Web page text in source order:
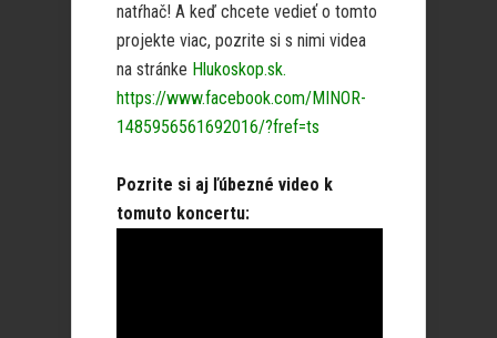
natŕhač! A keď chcete vedieť o tomto
projekte viac, pozrite si s nimi videa
na stránke Hlukoskop.sk.
https://www.facebook.com/MINOR-
1485956561692016/?fref=ts
Pozrite si aj ľúbezné video k
tomuto koncertu: